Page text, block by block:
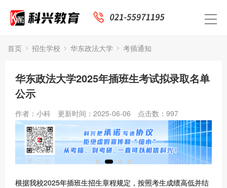
首页 招生学校 华东政法大学 考插通知
华东政法大学2025年插班生考试拟录取名单
公示
作者：小科 更新时间：2025-06-06 点击数： 997
根据我校2025年插班生招生章程规定，按照考生成绩高低并结